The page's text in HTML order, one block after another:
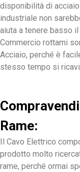
disponibilità di
industriale non
aiuta a tenere basso
Commercio rottami
Acciaio, perché è
stesso tempo si
Rame:
Il Cavo Elettrico
prodotto molto
rame, perché ormai